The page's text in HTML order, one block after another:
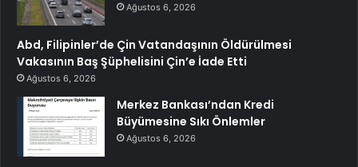
Ağustos 6, 2026
Abd, Filipinler’de Çin Vatandaşının Öldürülmesi
Vakasının Baş Şüphelisini Çin’e İade Etti
Ağustos 6, 2026
Merkez Bankası’ndan Kredi
Büyümesine Sıkı Önlemler
Ağustos 6, 2026